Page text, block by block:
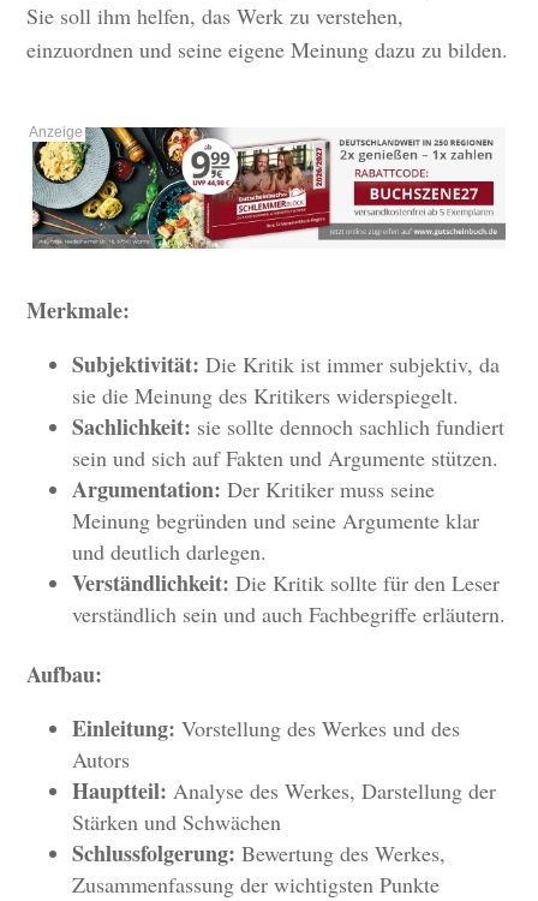
Sie soll ihm helfen, das Werk zu verstehen,
einzuordnen und seine eigene Meinung dazu zu bilden.
Merkmale:
Subjektivität: Die Kritik ist immer subjektiv, da
sie die Meinung des Kritikers widerspiegelt.
Sachlichkeit: sie sollte dennoch sachlich fundiert
sein und sich auf Fakten und Argumente stützen.
Argumentation: Der Kritiker muss seine
Meinung begründen und seine Argumente klar
und deutlich darlegen.
Verständlichkeit: Die Kritik sollte für den Leser
verständlich sein und auch Fachbegriffe erläutern.
Aufbau:
Einleitung: Vorstellung des Werkes und des
Autors
Hauptteil: Analyse des Werkes, Darstellung der
Stärken und Schwächen
Schlussfolgerung: Bewertung des Werkes,
Zusammenfassung der wichtigsten Punkte